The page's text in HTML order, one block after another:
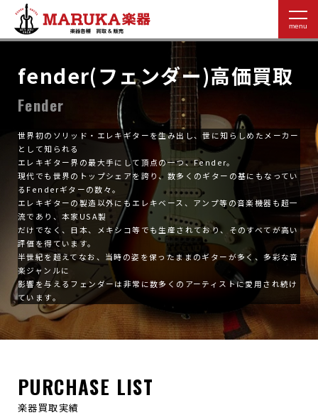
fender(フェンダー)高価買取
Fender
世界初のソリッド・エレキギターを生み出し、世に知らしめたメーカー
として知られる
エレキギター界の最大手にして頂点の一つ、Fender。
現代でも世界のトップシェアを誇り、数多くのギターの基にもなってい
るFenderギターの数々。
エレキギターの製造以外にもエレキベース、アンプ等の音楽機器も超一
流であり、本家USA製
だけでなく、日本、メキシコ等でも生産されており、そのすべてが高い
評価を得ています。
半世紀を超えてなお、当時の姿を保ったままのギターが多く、多彩な音
楽ジャンルに
影響を与えるフェンダーは非常に数多くのアーティストに愛用され続け
ています。
PURCHASE LIST
楽器買取実績